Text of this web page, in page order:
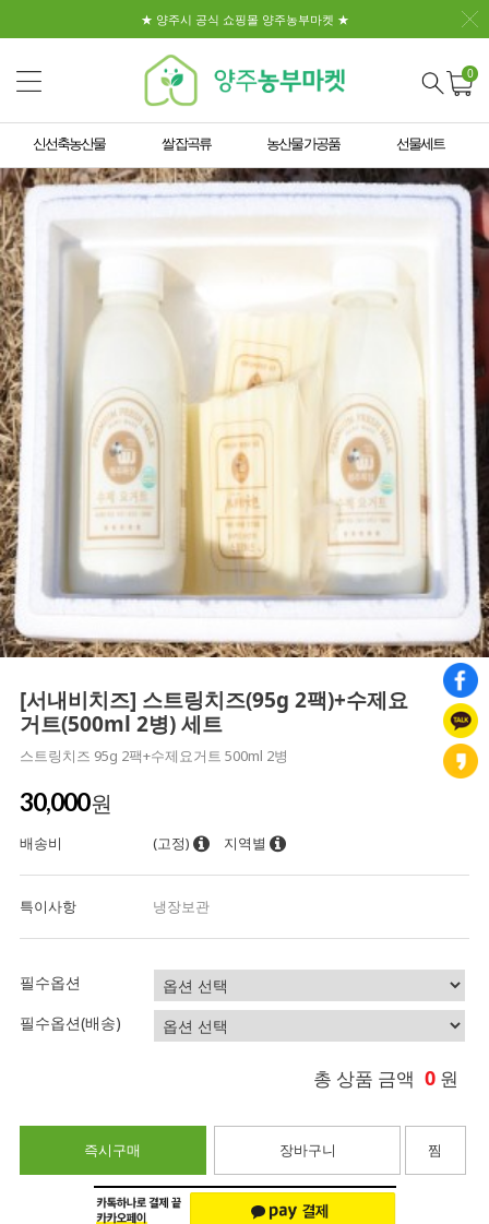
★ 양주시 공식 쇼핑몰 양주농부마켓 ★
0
신선축농산물 쌀 잡곡류 농산물 가공품 선물세트
[서내비치즈] 스트링치즈(95g 2팩)+수제요
거트(500ml 2병) 세트
스트링치즈 95g 2팩+수제요거트 500ml 2병
30,000원
배송비 (고정) 지역별
특이사항 냉장보관
필수옵션
필수옵션(배송)
총 상품 금액 0 원
즉시구매 장바구니 찜